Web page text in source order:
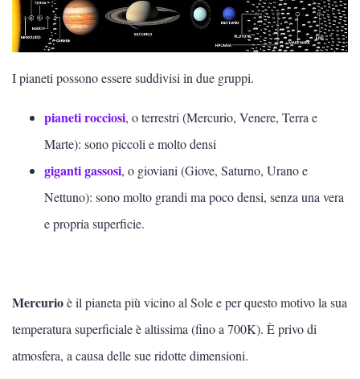
Matematica
Educazione sessuale
Biologia
Chimica
SCIENZE DELLA TERRA
Vedi tutti
Geologia
I pianeti possono essere suddivisi in due gruppi.
pianeti rocciosi, o terrestri (Mercurio, Venere, Terra e
Marte): sono piccoli e molto densi
giganti gassosi, o gioviani (Giove, Saturno, Urano e
Nettuno): sono molto grandi ma poco densi, senza una vera
e propria superficie.
Mercurioè il pianeta più vicino al Sole e per questo motivo la sua
temperatura superficiale è altissima (fino a 700K). È privo di
atmosfera, a causa delle sue ridotte dimensioni.